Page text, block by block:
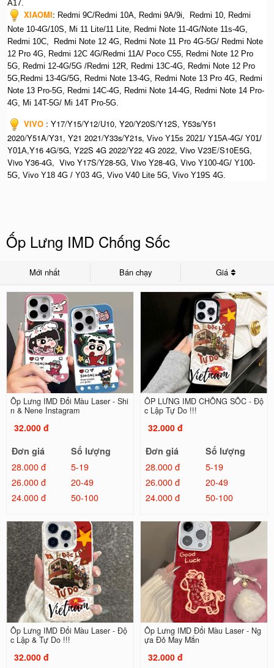
A17.
XIAOMI: Redmi 9C/Redmi 10A, Redmi 9A/9i, Redmi 10, Redmi
Note 10-4G/10S, Mi 11 Lite/11 Lite, Redmi Note 11-4G/Note 11s-4G,
Redmi 10C, Redmi Note 12 4G, Redmi Note 11 Pro 4G-5G/ Redmi Note
12 Pro 4G, Redmi 12C 4G/Redmi 11A/ Poco C55, Redmi Note 12 Pro
5G, Redmi 12-4G/5G /Redmi 12R, Redmi 13C-4G, Redmi Note 12 Pro
5G,Redmi 13-4G/5G, Redmi Note 13-4G, Redmi Note 13 Pro 4G, Redmi
Note 13 Pro-5G, Redmi 14C-4G, Redmi Note 14-4G, Redmi Note 14 Pro-
4G, Mi 14T-5G/ Mi 14T Pro-5G.
VIVO : Y17/Y15/Y12/U10, Y20/Y20S/Y12S, Y53s/Y51
2020/Y51A/Y31, Y21 2021/Y33s/Y21s, Vivo Y15s 2021/ Y15A-4G/ Y01/
Y01A,Y16 4G/5G, Y22S 4G 2022/Y22 4G 2022, Vivo V23E/S10E5G,
Vivo Y36-4G, Vivo Y17S/Y28-5G, Vivo Y28-4G, Vivo Y100-4G/ Y100-
5G, Vivo Y18 4G / Y03 4G, Vivo V40 Lite 5G, Vivo Y19S 4G.
Ốp Lưng IMD Chống Sốc
Mới nhất Bán chạy Giá
Ốp Lưng IMD Đổi Màu Laser - Shi
n & Nene Instagram
32.000 đ
Đơn giá
Số lượng
28.000 đ
5-19
26.000 đ
20-49
24.000 đ
50-100
ỐP LƯNG IMD CHỐNG SỐC - Độ
c Lập Tự Do !!!
32.000 đ
Đơn giá
Số lượng
28.000 đ
5-19
26.000 đ
20-49
24.000 đ
50-100
Ốp Lưng IMD Đổi Màu Laser - Độ
c Lập & Tự Do !!!
32.000 đ
Ốp Lưng IMD Đổi Màu Laser - Ng
ựa Đỏ May Mắn
32.000 đ